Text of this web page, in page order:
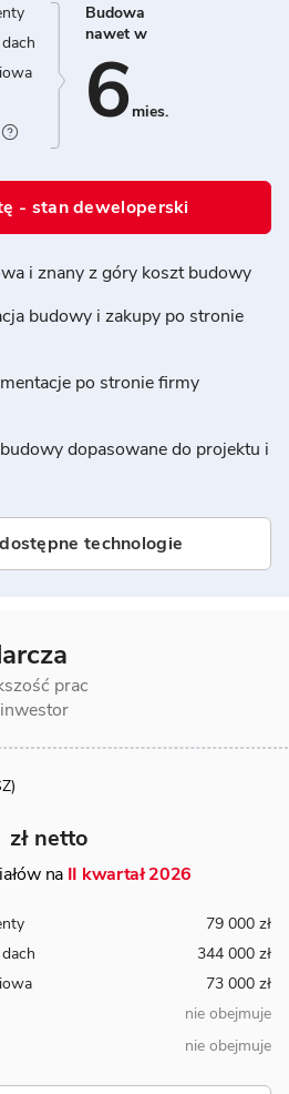
prac
zł netto
na II kwartał 2026
79 000 zł
344 000 zł
73 000 zł
nie obejmuje
nie obejmuje
Budowa
nawet w
6 mies.
- stan deweloperski
i znany z góry koszt budowy
budowy i zakupy po stronie
po stronie firmy
dopasowane do projektu i
technologie